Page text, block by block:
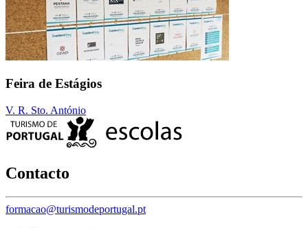
Feira de Estágios
V. R. Sto. António
Contacto
formacao@turismodeportugal.pt